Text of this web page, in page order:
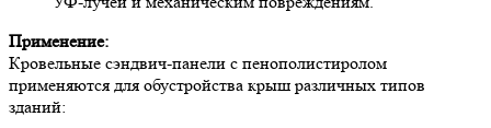
Применение:
Кровельные сэндвич-панели с пенополистиролом
применяются для обустройства крыш различных типов
зданий: